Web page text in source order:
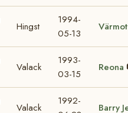
Hingst
1994-
05-13
Valack
1993-
03-15
Reona
Valack
1992-
Barry